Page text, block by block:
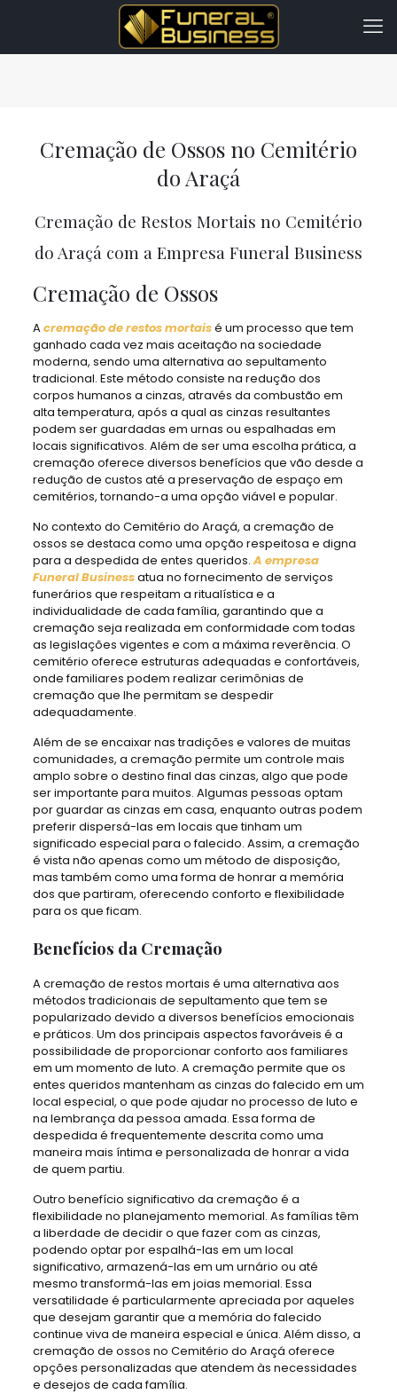
Cremação de Ossos no Cemitério
do Araçá
Cremação de Restos Mortais no Cemitério
do Araçá com a Empresa Funeral Business
Cremação de Ossos
Acremação de restos mortaisé um processo que tem
ganhado cada vez mais aceitação na sociedade
moderna, sendo uma alternativa ao sepultamento
tradicional. Este método consiste na redução dos
corpos humanos a cinzas, através da combustão em
alta temperatura, após a qual as cinzas resultantes
podem ser guardadas em urnas ou espalhadas em
locais significativos. Além de ser uma escolha prática, a
cremação oferece diversos benefícios que vão desde a
redução de custos até a preservação de espaço em
cemitérios, tornando-a uma opção viável e popular.
No contexto do Cemitério do Araçá, a cremação de
ossos se destaca como uma opção respeitosa e digna
para a despedida de entes queridos.A empresa
Funeral Businessatua no fornecimento de serviços
funerários que respeitam a ritualística e a
individualidade de cada família, garantindo que a
cremação seja realizada em conformidade com todas
as legislações vigentes e com a máxima reverência. O
cemitério oferece estruturas adequadas e confortáveis,
onde familiares podem realizar cerimônias de
cremação que lhe permitam se despedir
adequadamente.
Além de se encaixar nas tradições e valores de muitas
comunidades, a cremação permite um controle mais
amplo sobre o destino final das cinzas, algo que pode
ser importante para muitos. Algumas pessoas optam
por guardar as cinzas em casa, enquanto outras podem
preferir dispersá-las em locais que tinham um
significado especial para o falecido. Assim, a cremação
é vista não apenas como um método de disposição,
mas também como uma forma de honrar a memória
dos que partiram, oferecendo conforto e flexibilidade
para os que ficam.
Benefícios da Cremação
A cremação de restos mortais é uma alternativa aos
métodos tradicionais de sepultamento que tem se
popularizado devido a diversos benefícios emocionais
e práticos. Um dos principais aspectos favoráveis é a
possibilidade de proporcionar conforto aos familiares
em um momento de luto. A cremação permite que os
entes queridos mantenham as cinzas do falecido em um
local especial, o que pode ajudar no processo de luto e
na lembrança da pessoa amada. Essa forma de
despedida é frequentemente descrita como uma
maneira mais íntima e personalizada de honrar a vida
de quem partiu.
Outro benefício significativo da cremação é a
flexibilidade no planejamento memorial. As famílias têm
a liberdade de decidir o que fazer com as cinzas,
podendo optar por espalhá-las em um local
significativo, armazená-las em um urnário ou até
mesmo transformá-las em joias memorial. Essa
versatilidade é particularmente apreciada por aqueles
que desejam garantir que a memória do falecido
continue viva de maneira especial e única. Além disso, a
cremação de ossos no Cemitério do Araçá oferece
opções personalizadas que atendem às necessidades
e desejos de cada família.